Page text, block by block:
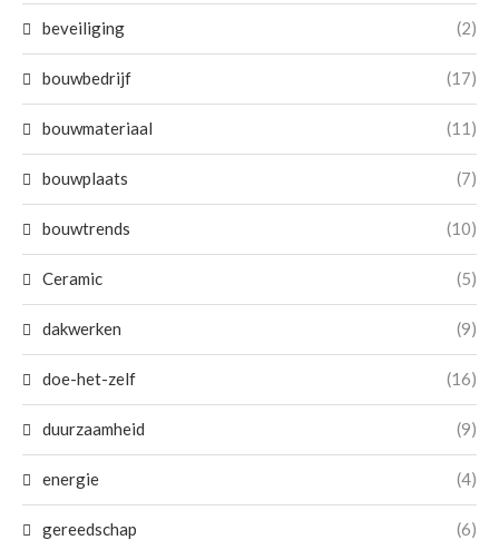
beveiliging (2)
bouwbedrijf (17)
bouwmateriaal (11)
bouwplaats (7)
bouwtrends (10)
Ceramic (5)
dakwerken (9)
doe-het-zelf (16)
duurzaamheid (9)
energie (4)
gereedschap (6)